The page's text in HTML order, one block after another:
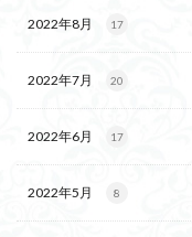
2022年8月 17
2022年7月 20
2022年6月 17
2022年5月 8